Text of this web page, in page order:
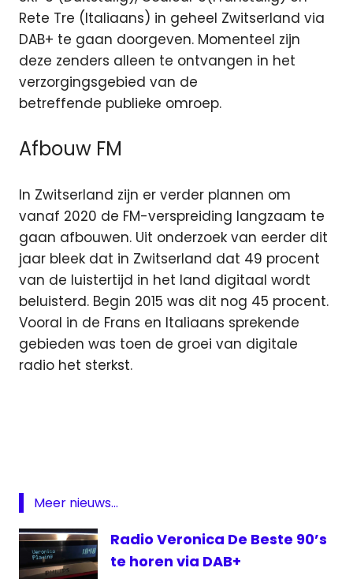
Rete Tre (Italiaans) in geheel Zwitserland via
DAB+ te gaan doorgeven. Momenteel zijn
deze zenders alleen te ontvangen in het
verzorgingsgebied van de
betreffende publieke omroep.
Afbouw FM
In Zwitserland zijn er verder plannen om
vanaf 2020 de FM-verspreiding langzaam te
gaan afbouwen. Uit onderzoek van eerder dit
jaar bleek dat in Zwitserland dat 49 procent
van de luistertijd in het land digitaal wordt
beluisterd. Begin 2015 was dit nog 45 procent.
Vooral in de Frans en Italiaans sprekende
gebieden was toen de groei van digitale
radio het sterkst.
Zwitserland
Meer nieuws...
Radio Veronica De Beste 90’s
te horen via DAB+